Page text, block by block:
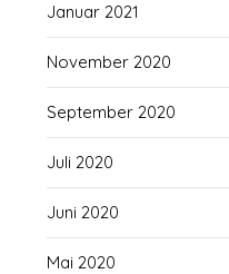
Januar 2021
November 2020
September 2020
Juli 2020
Juni 2020
Mai 2020